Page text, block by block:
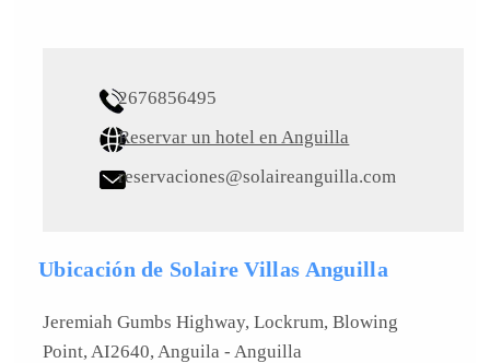
2676856495
Reservar un hotel en Anguilla
reservaciones@solaireanguilla.com
Ubicación de Solaire Villas Anguilla
Jeremiah Gumbs Highway, Lockrum, Blowing
Point, AI2640, Anguila -Anguilla